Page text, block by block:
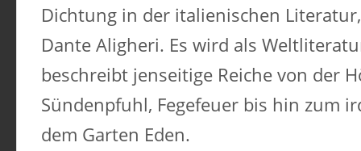
Dichtung in der italienischen
Dante Aligheri. Es wird als
beschreibt jenseitige Reiche von der
Sündenpfuhl, Fegefeuer bis hin zum
dem Garten Eden.